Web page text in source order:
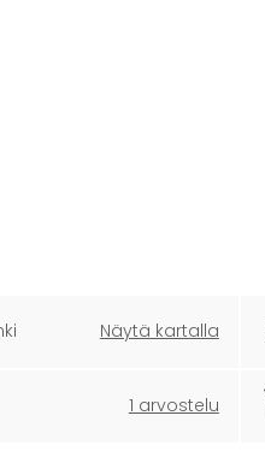
Näytä kartalla
1 arvostelu